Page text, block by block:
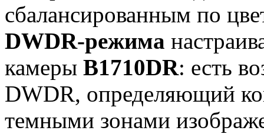
сбалансированным по
DWDR-режима
камеры B1710DR: есть
DWDR, определяющий
темными зонами